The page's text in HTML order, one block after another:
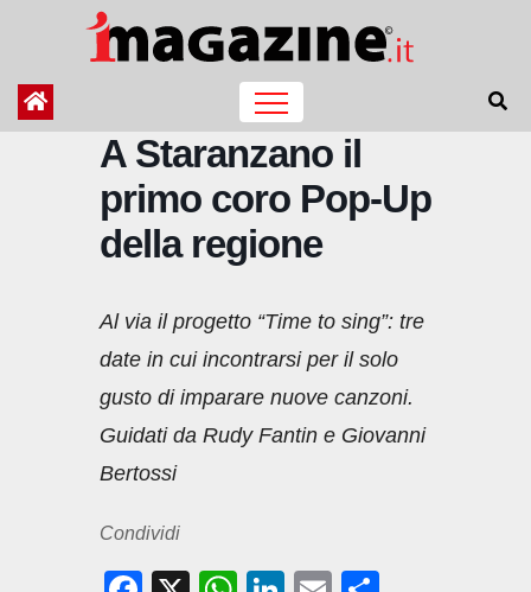
contenuto
A Staranzano il
primo coro Pop-Up
della regione
Al via il progetto “Time to sing”: tre
date in cui incontrarsi per il solo
gusto di imparare nuove canzoni.
Guidati da Rudy Fantin e Giovanni
Bertossi
Condividi